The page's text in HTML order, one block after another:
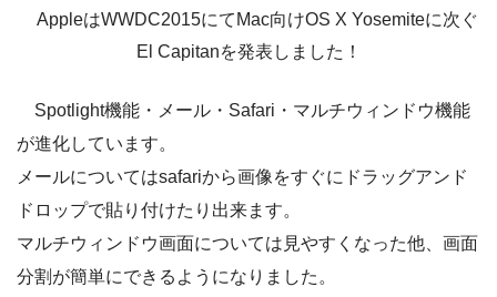
AppleはWWDC2015にてMac向けOS X Yosemiteに次ぐ
El Capitanを発表しました！
Spotlight機能・メール・Safari・マルチウィンドウ機能
が進化しています。
メールについてはsafariから画像をすぐにドラッグアンド
ドロップで貼り付けたり出来ます。
マルチウィンドウ画面については見やすくなった他、画面
分割が簡単にできるようになりました。